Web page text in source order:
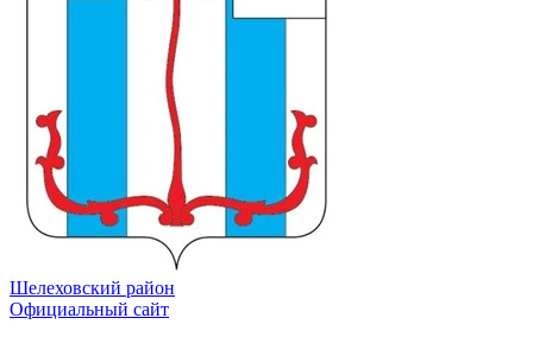
Шелеховский район
Официальный сайт